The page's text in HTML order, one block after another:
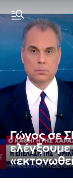
Γώγος σε
ελέγξουμε